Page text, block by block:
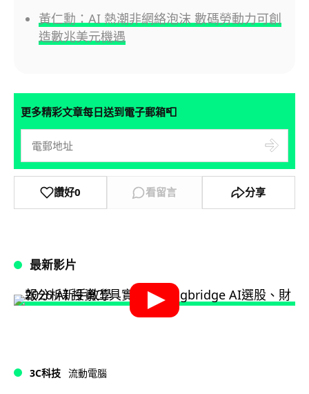
黃仁勳：AI 熱潮非網絡泡沫 數碼勞動力可創
造數兆美元機遇
更多精彩文章每日送到電子郵箱📮
讚好0 看留言 分享
最新影片
3C科技 流動電腦